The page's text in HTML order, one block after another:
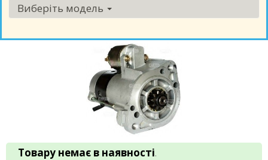
Виберіть модель
Товару немає в наявності.